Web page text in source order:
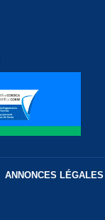
ANNONCES LÉGALES